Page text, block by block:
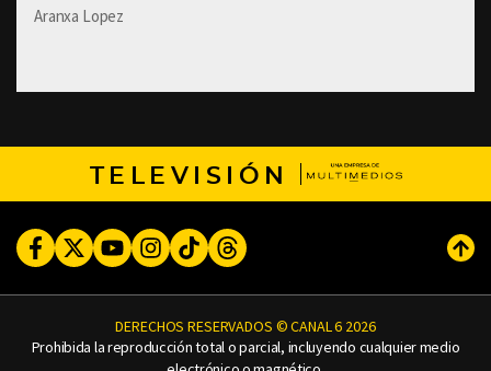
Aranxa Lopez
TELEVISIÓN
FacebookTwitterYoutubeInstagram
TikTokThreads
DERECHOS RESERVADOS © CANAL 6 2026
Prohibida la reproducción total o parcial, incluyendo cualquier medio